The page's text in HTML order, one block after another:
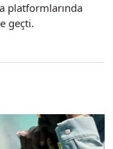
platformlarında
geçti.